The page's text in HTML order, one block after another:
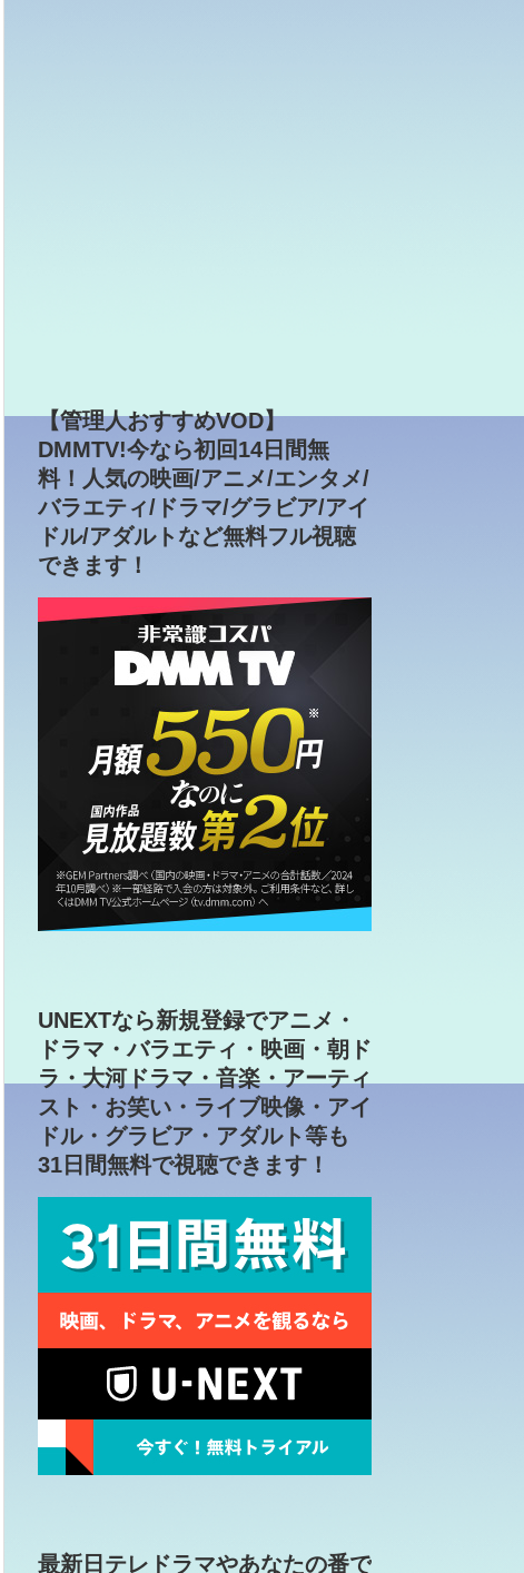
【管理人おすすめVOD】
DMMTV!今なら初回14日間無
料！人気の映画/アニメ/エンタメ/
バラエティ/ドラマ/グラビア/アイ
ドル/アダルトなど無料フル視聴
できます！
UNEXTなら新規登録でアニメ・
ドラマ・バラエティ・映画・朝ド
ラ・大河ドラマ・音楽・アーティ
スト・お笑い・ライブ映像・アイ
ドル・グラビア・アダルト等も
31日間無料で視聴できます！
最新日テレドラマやあなたの番で